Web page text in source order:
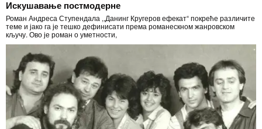
Искушавање постмодерне
Роман Андреса Ступендала ,,Данинг Кругеров ефекат“ покреће различите
теме и јако га је тешко дефинисати према романескном жанровском
кључу. Ово је роман о уметности,